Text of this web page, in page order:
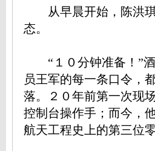
从早晨开始，陈洪琪
态。
“１０分钟准备！”酒
员王军的每一条口令，
落。２０年前第一次现
控制台操作手；而今，
航天工程史上的第三位